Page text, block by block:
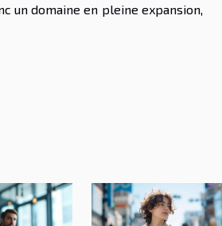
un domaine en pleine expansion,